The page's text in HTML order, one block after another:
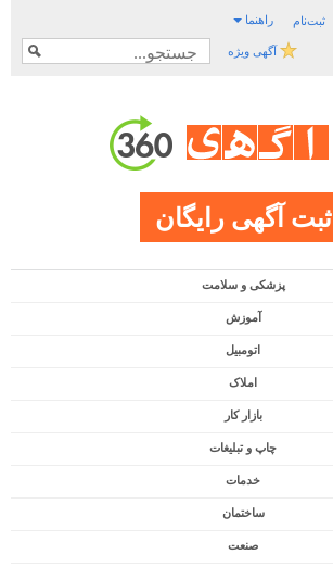
ثبت‌نام راهنما
آگهی ویژه
ثبت آگهی رایگان
پزشکی و سلامت
آموزش
اتومبیل
املاک
بازار کار
چاپ و تبلیغات
خدمات
ساختمان
صنعت